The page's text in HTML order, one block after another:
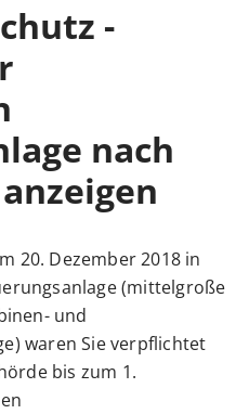
-
nach
20. Dezember 2018 in
(mittelgroße
und
waren Sie verpflichtet
bis zum 1.